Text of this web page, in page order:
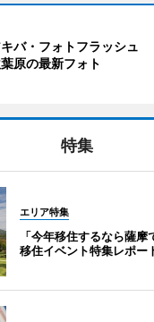
バ・フォトフラッシュ
原の最新フォト
特集
エリア特集
「今年移住するなら薩
移住イベント特集レポー